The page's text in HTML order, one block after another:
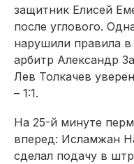
защитник Елисей
после углового.
нарушили правила
арбитр Александр
Лев Толкачев
– 1:1.
На 25-й минуте
вперед: Исламжан
сделал подачу в